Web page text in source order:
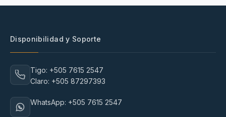
Disponibilidad y Soporte
Tigo: +505 7615 2547
Claro: +505 87297393
WhatsApp: +505 7615 2547